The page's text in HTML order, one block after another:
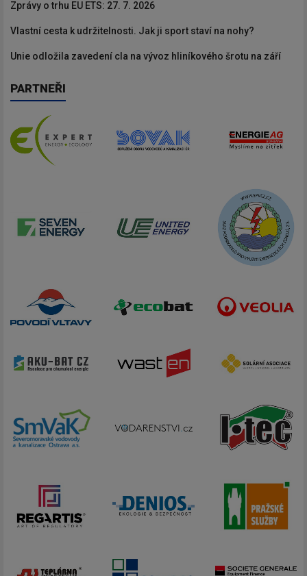
Zprávy o trhu EU ETS: 27. 7. 2026
Vlastní cesta k udržitelnosti. Jak ji sport staví na nohy?
Unie odložila zavedení cla na vývoz hliníkového šrotu na září
PARTNEŘI